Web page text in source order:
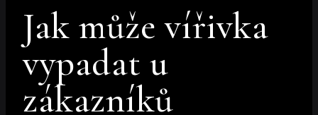
Jak může vířivka
vypadat u
zákazníků